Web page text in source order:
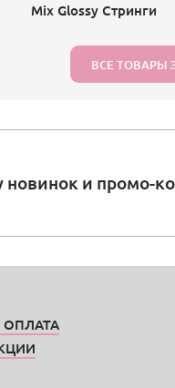
Mix Glossy Стринги
ВСЕ ТОВАРЫ
новинок и промо-